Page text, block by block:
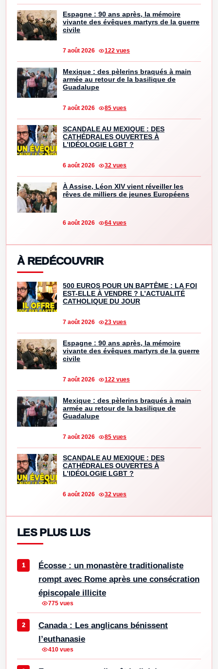
Espagne : 90 ans après, la mémoire
vivante des évêques martyrs de la guerre
civile
7 août 2026 122 vues
Mexique : des pèlerins braqués à main
armée au retour de la basilique de
Guadalupe
7 août 2026 85 vues
SCANDALE AU MEXIQUE : DES
CATHÉDRALES OUVERTES À
L’IDÉOLOGIE LGBT ?
6 août 2026 32 vues
À Assise, Léon XIV vient réveiller les
rêves de milliers de jeunes Européens
6 août 2026 64 vues
À REDÉCOUVRIR
500 EUROS POUR UN BAPTÊME : LA FOI
EST-ELLE À VENDRE ? L’ACTUALITÉ
CATHOLIQUE DU JOUR
7 août 2026 23 vues
Espagne : 90 ans après, la mémoire
vivante des évêques martyrs de la guerre
civile
7 août 2026 122 vues
Mexique : des pèlerins braqués à main
armée au retour de la basilique de
Guadalupe
7 août 2026 85 vues
SCANDALE AU MEXIQUE : DES
CATHÉDRALES OUVERTES À
L’IDÉOLOGIE LGBT ?
6 août 2026 32 vues
LES PLUS LUS
Écosse : un monastère traditionaliste
rompt avec Rome après une consécration
épiscopale illicite
775 vues
Canada : Les anglicans bénissent
l’euthanasie
410 vues